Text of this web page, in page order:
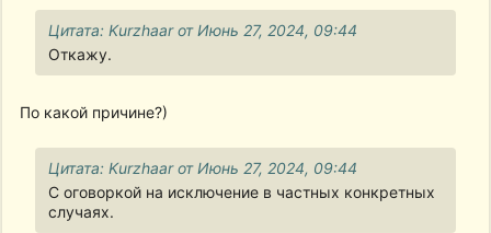
Цитата: Kurzhaar от Июнь 27, 2024, 09:44
Откажу.
По какой причине?)
Цитата: Kurzhaar от Июнь 27, 2024, 09:44
С оговоркой на исключение в частных конкретных
случаях.